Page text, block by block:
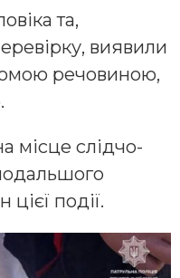
та,
виявили
речовиною,
місце слідчо-
цієї події.